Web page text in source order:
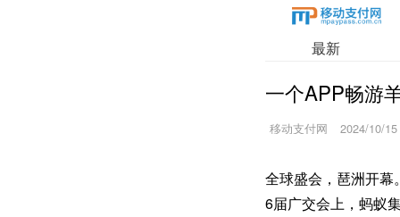
最新
一个APP畅游
移动支付网 2024/10/
全球盛会，琶洲开
6届广交会上，蚂蚁